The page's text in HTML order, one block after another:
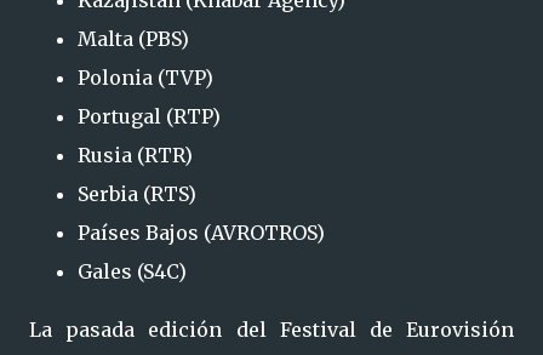
Malta (PBS)
Polonia (TVP)
Portugal (RTP)
Rusia (RTR)
Serbia (RTS)
Países Bajos (AVROTROS)
Gales (S4C)
La pasada edición del Festival de Eurovisión